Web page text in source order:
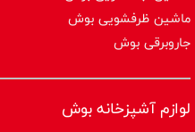
ماشین ظرفشویی بوش
جاروبرقی بوش
لوازم آشپزخانه بوش